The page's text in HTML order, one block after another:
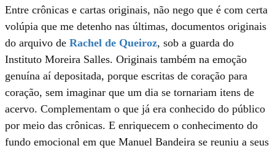
Entre crônicas e cartas originais, não nego que é com certa
volúpia que me detenho nas últimas, documentos originais
do arquivo de Rachel de Queiroz, sob a guarda do
Instituto Moreira Salles. Originais também na emoção
genuína aí depositada, porque escritas de coração para
coração, sem imaginar que um dia se tornariam itens de
acervo. Complementam o que já era conhecido do público
por meio das crônicas. E enriquecem o conhecimento do
fundo emocional em que Manuel Bandeira se reuniu a seus